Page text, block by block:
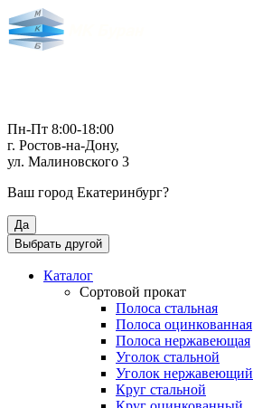
Пн-Пт 8:00-18:00
г. Ростов-на-Дону,
ул. Малиновского 3
Ваш город Екатеринбург?
Да
Выбрать другой
Каталог
Сортовой прокат
Полоса стальная
Полоса оцинкованная
Полоса нержавеющая
Уголок стальной
Уголок нержавеющий
Круг стальной